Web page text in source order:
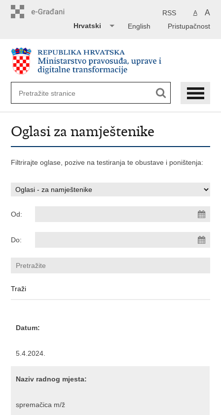
A A
RSS
Pristupačnost
English
Hrvatski
Oglasi za namještenike
Filtrirajte oglase, pozive na testiranja te obustave i poništenja:
Od:
Do:
Datum:
5.4.2024.
Naziv radnog mjesta:
spremačica m/ž